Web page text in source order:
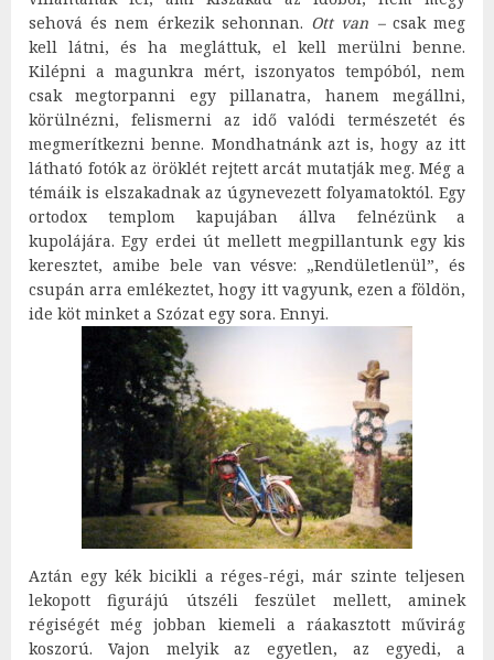
sehová és nem érkezik sehonnan. Ott van –csak meg
kell látni, és ha megláttuk, el kell merülni benne.
Kilépni a magunkra mért, iszonyatos tempóból, nem
csak megtorpanni egy pillanatra, hanem megállni,
körülnézni, felismerni az idő valódi természetét és
megmerítkezni benne. Mondhatnánk azt is, hogy az itt
látható fotók az öröklét rejtett arcát mutatják meg. Még a
témáik is elszakadnak az úgynevezett folyamatoktól. Egy
ortodox templom kapujában állva felnézünk a
kupolájára. Egy erdei út mellett megpillantunk egy kis
keresztet, amibe bele van vésve: „Rendületlenül”, és
csupán arra emlékeztet, hogy itt vagyunk, ezen a földön,
ide köt minket a Szózat egy sora. Ennyi.
Aztán egy kék bicikli a réges-régi, már szinte teljesen
lekopott figurájú útszéli feszület mellett, aminek
régiségét még jobban kiemeli a ráakasztott művirág
koszorú. Vajon melyik az egyetlen, az egyedi, a